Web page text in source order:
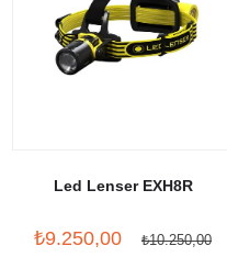
Led Lenser EXH8R
₺9.250,00 ₺10.250,00